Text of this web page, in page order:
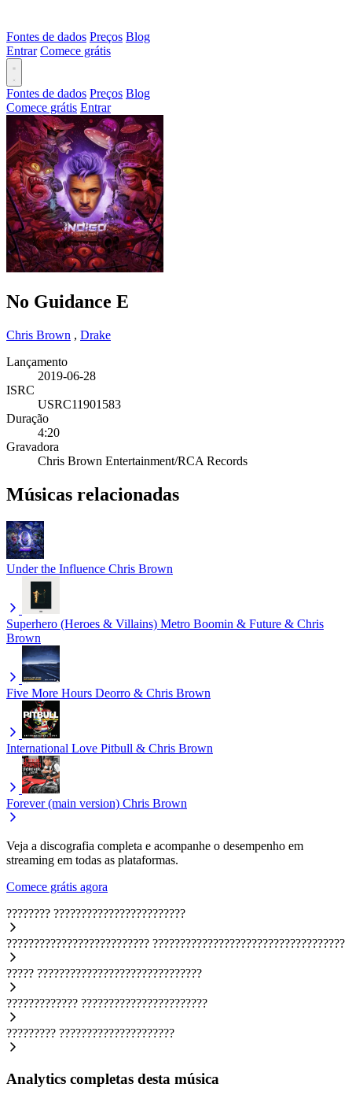
Fontes de dados Preços Blog
Entrar Comece grátis
Fontes de dados Preços Blog
Comece grátis Entrar
No Guidance E
Chris Brown , Drake
Lançamento
2019-06-28
ISRC
USRC11901583
Duração
4:20
Gravadora
Chris Brown Entertainment/RCA Records
Músicas relacionadas
Under the Influence Chris Brown
Superhero (Heroes & Villains) Metro Boomin & Future & Chris
Brown
Five More Hours Deorro & Chris Brown
International Love Pitbull & Chris Brown
Forever (main version) Chris Brown
Veja a discografia completa e acompanhe o desempenho em
streaming em todas as plataformas.
Comece grátis agora
???????? ????????????????????????
?????????????????????????? ???????????????????????????????????
????? ??????????????????????????????
????????????? ???????????????????????
????????? ?????????????????????
Analytics completas desta música